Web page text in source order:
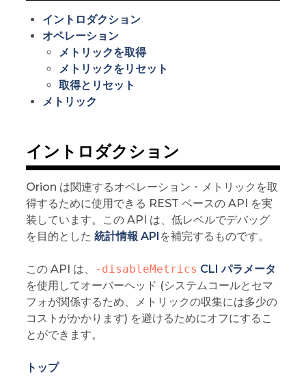
イントロダクション
オペレーション
メトリックを取得
メトリックをリセット
取得とリセット
メトリック
イントロダクション
Orion は関連するオペレーション・メトリックを取
得するために使用できる REST ベースの API を実
装しています。この API は、低レベルでデバッグ
を目的とした 統計情報 API を補完するものです。
この API は、 -disableMetrics CLI パラメータ
を使用してオーバーヘッド (システムコールとセマ
フォが関係するため、メトリックの収集には多少の
コストがかかります) を避けるためにオフにするこ
とができます。
トップ